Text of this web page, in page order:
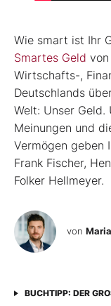
Wie smart ist Ihr
Smartes Geld von
Wirtschafts-,
Deutschlands
Welt: Unser Geld.
Meinungen und
Vermögen geben
Frank Fischer,
Folker Hellmeyer.
von
BUCHTIPP: DER